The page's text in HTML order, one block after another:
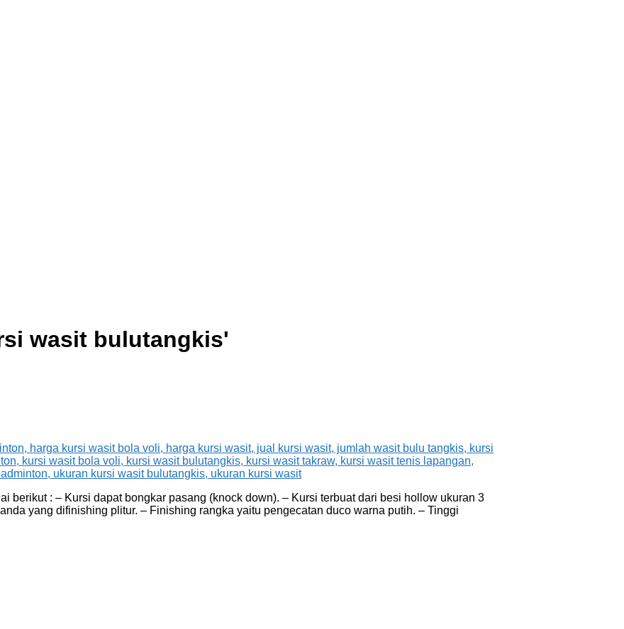
Dengan Harga Yang Murah
wasit bulutangkis'
berikut : – Kursi dapat bongkar pasang (knock down). – Kursi terbuat dari besi hollow ukuran 3
yang difinishing plitur. – Finishing rangka yaitu pengecatan duco warna putih. – Tinggi